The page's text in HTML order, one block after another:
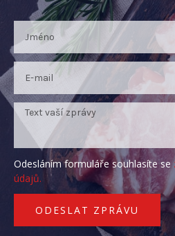
Odesláním formuláře souhlasíte se
údajů.
ODESLAT ZPRÁVU